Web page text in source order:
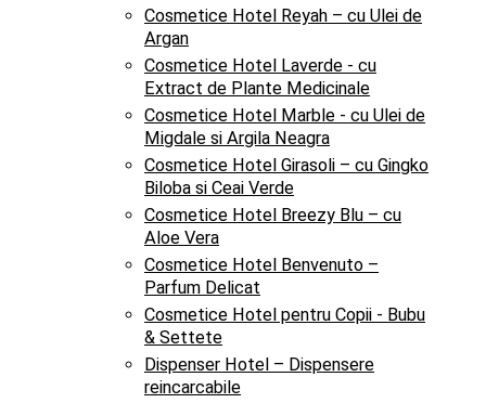
Cosmetice Hotel Reyah – cu Ulei de
Argan
Cosmetice Hotel Laverde - cu
Extract de Plante Medicinale
Cosmetice Hotel Marble - cu Ulei de
Migdale si Argila Neagra
Cosmetice Hotel Girasoli – cu Gingko
Biloba si Ceai Verde
Cosmetice Hotel Breezy Blu – cu
Aloe Vera
Cosmetice Hotel Benvenuto –
Parfum Delicat
Cosmetice Hotel pentru Copii - Bubu
& Settete
Dispenser Hotel – Dispensere
reincarcabile